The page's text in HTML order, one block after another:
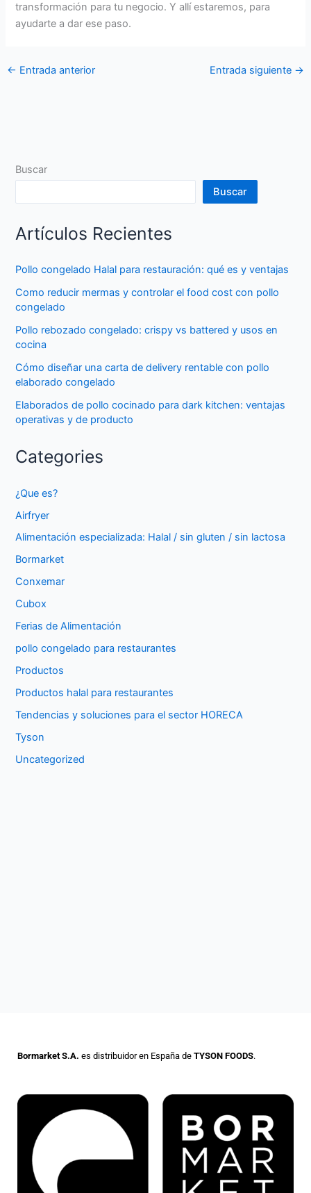
transformación para tu negocio. Y allí estaremos, para
ayudarte a dar ese paso.
← Entrada anterior Entrada siguiente →
Buscar
Buscar
Artículos Recientes
Pollo congelado Halal para restauración: qué es y ventajas
Como reducir mermas y controlar el food cost con pollo
congelado
Pollo rebozado congelado: crispy vs battered y usos en
cocina
Cómo diseñar una carta de delivery rentable con pollo
elaborado congelado
Elaborados de pollo cocinado para dark kitchen: ventajas
operativas y de producto
Categories
¿Que es?
Airfryer
Alimentación especializada: Halal / sin gluten / sin lactosa
Bormarket
Conxemar
Cubox
Ferias de Alimentación
pollo congelado para restaurantes
Productos
Productos halal para restaurantes
Tendencias y soluciones para el sector HORECA
Tyson
Uncategorized
Bormarket S.A. es distribuidor en España de TYSON FOODS.